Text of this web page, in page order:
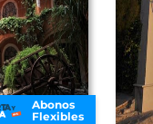
Abonos
Flexibles